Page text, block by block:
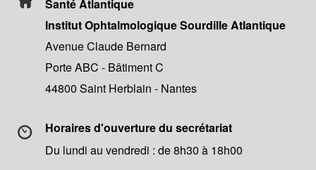
Santé Atlantique
Institut Ophtalmologique Sourdille Atlantique
Avenue Claude Bernard
Porte ABC - Bâtiment C
44800 Saint Herblain - Nantes
Horaires d'ouverture du secrétariat
Du lundi au vendredi : de 8h30 à 18h00